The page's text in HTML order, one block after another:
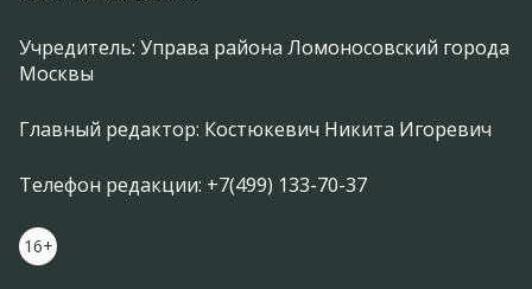
Учредитель: Управа района Ломоносовский города
Москвы
Главный редактор: Костюкевич Никита Игоревич
Телефон редакции: +7(499) 133-70-37
16+